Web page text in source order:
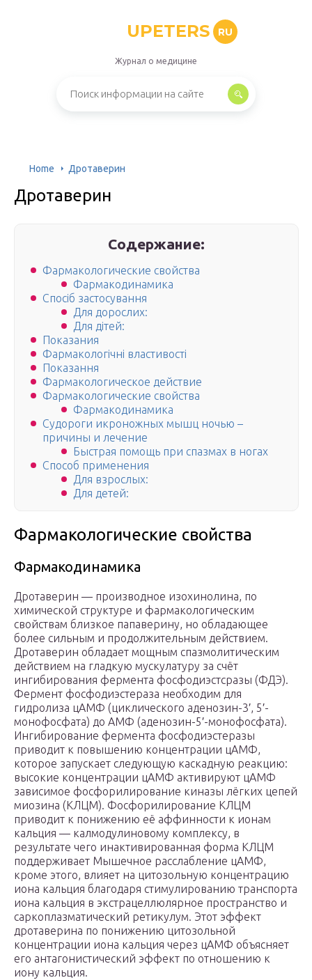
UPETERS RU
Журнал о медицине
Home Дротаверин
Дротаверин
Содержание:
Фармакологические свойства
Фармакодинамика
Спосіб застосування
Для дорослих:
Для дітей:
Показания
Фармакологічні властивості
Показання
Фармакологическое действие
Фармакологические свойства
Фармакодинамика
Судороги икроножных мышц ночью –
причины и лечение
Быстрая помощь при спазмах в ногах
Способ применения
Для взрослых:
Для детей:
Фармакологические свойства
Фармакодинамика
Дротаверин — производное изохинолина, по
химической структуре и фармакологическим
свойствам близкое папаверину, но обладающее
более сильным и продолжительным действием.
Дротаверин обладает мощным спазмолитическим
действием на гладкую мускулатуру за счёт
ингибирования фермента фосфодиэстсразы (ФДЭ).
Фермент фосфодиэстераза необходим для
гидролиза цАМФ (циклического аденозин-3′, 5′-
монофосфата) до АМФ (аденозин-5′-монофосфата).
Ингибирование фермента фосфодиэстеразы
приводит к повышению концентрации цАМФ,
которое запускает следующую каскадную реакцию:
высокие концентрации цАМФ активируют цАМФ
зависимое фосфорилирование киназы лёгких цепей
миозина (КЛЦМ). Фосфорилирование КЛЦМ
приводит к понижению её аффинности к ионам
кальция — калмодулиновому комплексу, в
результате чего инактивированная форма КЛЦМ
поддерживает Мышечное расслабление цАМФ,
кроме этого, влияет на цитозольную концентрацию
иона кальция благодаря стимулированию транспорта
иона кальция в экстрацеллюлярное пространство и
саркоплазматический ретикулум. Этот эффект
дротаверина по понижению цитозольной
концентрации иона кальция через цАМФ объясняет
его антагонистический эффект по отношению к
иону кальция.